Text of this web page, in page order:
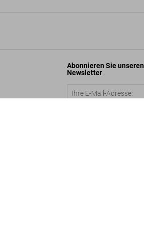
Abonnieren Sie unseren
Newsletter